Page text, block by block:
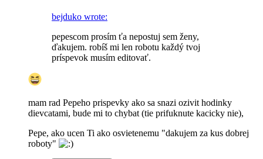
bejduko wrote:
pepescom prosím ťa nepostuj sem ženy,
ďakujem. robíš mi len robotu každý tvoj
príspevok musím editovať.
mam rad Pepeho prispevky ako sa snazi ozivit hodinky
dievcatami, bude mi to chybat (tie prifuknute kacicky nie),
Pepe, ako ucen Ti ako osvietenemu "dakujem za kus dobrej
roboty"